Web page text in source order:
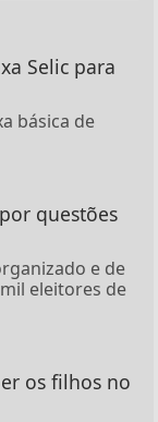
Selic para
básica de
questões
e de
eleitores de
os filhos no